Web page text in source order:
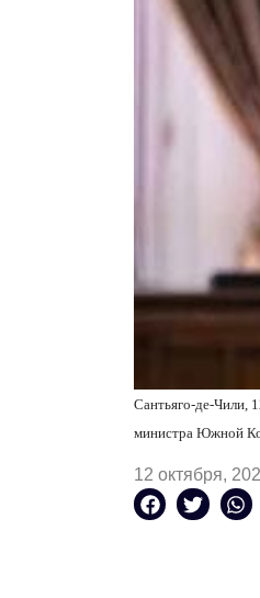
Сантьяго-де-Чили,
министра Южной
12 октября,